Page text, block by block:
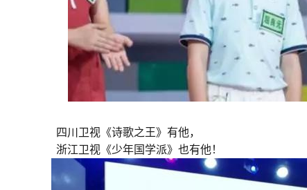
四川卫视《诗歌之王》有他，
浙江卫视《少年国学派》也有他！